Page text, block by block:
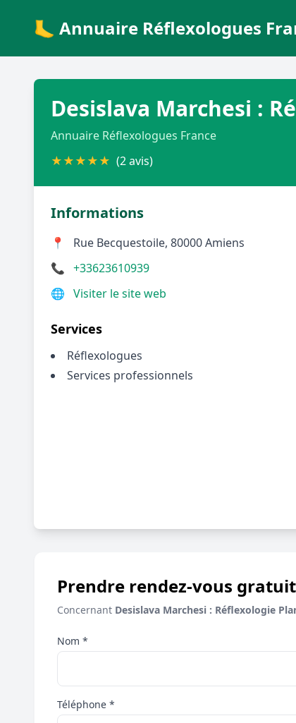
🦶 Annuaire Réflexologues
Desislava Marchesi :
Annuaire Réflexologues France
★★★★★ (2 avis)
Informations
📍
Rue Becquestoile, 80000 Amiens
📞 +33623610939
🌐 Visiter le site web
Services
Réflexologues
Services professionnels
Prendre rendez-vous gratuit
Concernant Desislava Marchesi : Réflexologie
Nom *
Téléphone *